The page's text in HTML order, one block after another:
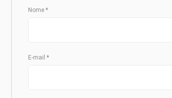
Nome *
E-mail *